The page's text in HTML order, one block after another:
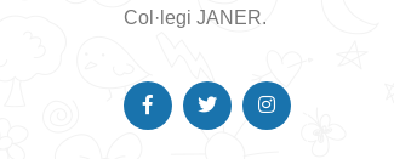
Col·legi JANER.